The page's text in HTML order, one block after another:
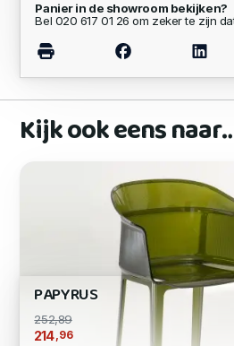
Panier in de showroom bekijken?
Bel 020 617 01 26 om zeker te zijn
Kijk ook eens
PAPYRUS
252,89
214 ,96